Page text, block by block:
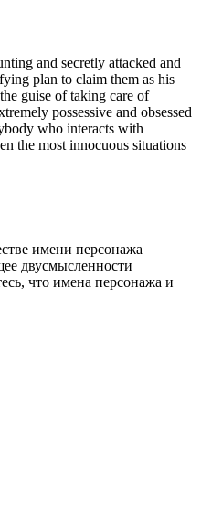
and secretly attacked and
plan to claim them as his
guise of taking care of
possessive and obsessed
who interacts with
the most innocuous situations
имени персонажа
двусмысленности
что имена персонажа и